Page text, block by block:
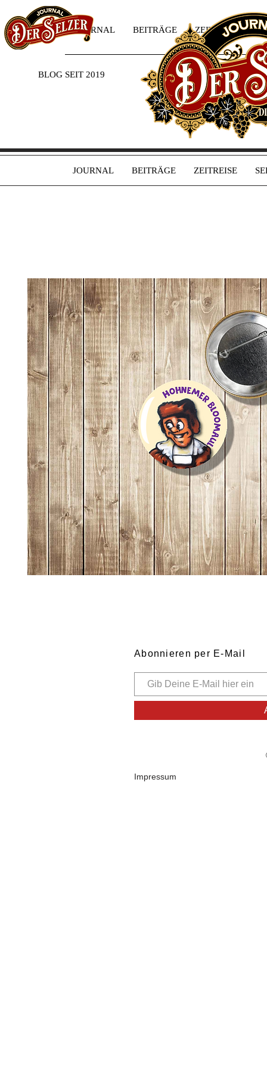
JOURNAL BEITRÄGE ZEITREISE
JOURNAL BEITRÄGE ZEITREISE
BLOG SEIT 2019
Abonnieren per E-Mail
Impressum